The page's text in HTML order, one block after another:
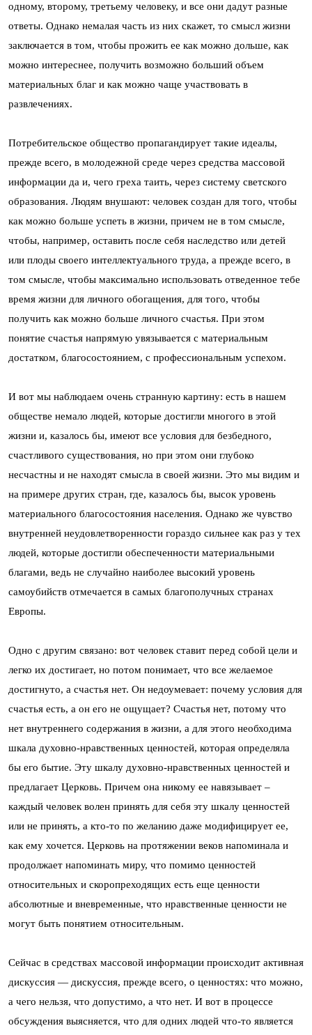
одному, второму, третьему человеку, и все они дадут разные
ответы. Однако немалая часть из них скажет, то смысл жизни
заключается в том, чтобы прожить ее как можно дольше, как
можно интереснее, получить возможно больший объем
материальных благ и как можно чаще участвовать в
развлечениях.
Потребительское общество пропагандирует такие идеалы,
прежде всего, в молодежной среде через средства массовой
информации да и, чего греха таить, через систему светского
образования. Людям внушают: человек создан для того, чтобы
как можно больше успеть в жизни, причем не в том смысле,
чтобы, например, оставить после себя наследство или детей
или плоды своего интеллектуального труда, а прежде всего, в
том смысле, чтобы максимально использовать отведенное тебе
время жизни для личного обогащения, для того, чтобы
получить как можно больше личного счастья. При этом
понятие счастья напрямую увязывается с материальным
достатком, благосостоянием, с профессиональным успехом.
И вот мы наблюдаем очень странную картину: есть в нашем
обществе немало людей, которые достигли многого в этой
жизни и, казалось бы, имеют все условия для безбедного,
счастливого существования, но при этом они глубоко
несчастны и не находят смысла в своей жизни. Это мы видим и
на примере других стран, где, казалось бы, высок уровень
материального благосостояния населения. Однако же чувство
внутренней неудовлетворенности гораздо сильнее как раз у тех
людей, которые достигли обеспеченности материальными
благами, ведь не случайно наиболее высокий уровень
самоубийств отмечается в самых благополучных странах
Европы.
Одно с другим связано: вот человек ставит перед собой цели и
легко их достигает, но потом понимает, что все желаемое
достигнуто, а счастья нет. Он недоумевает: почему условия для
счастья есть, а он его не ощущает? Счастья нет, потому что
нет внутреннего содержания в жизни, а для этого необходима
шкала духовно-нравственных ценностей, которая определяла
бы его бытие. Эту шкалу духовно-нравственных ценностей и
предлагает Церковь. Причем она никому ее навязывает –
каждый человек волен принять для себя эту шкалу ценностей
или не принять, а кто-то по желанию даже модифицирует ее,
как ему хочется. Церковь на протяжении веков напоминала и
продолжает напоминать миру, что помимо ценностей
относительных и скоропреходящих есть еще ценности
абсолютные и вневременные, что нравственные ценности не
могут быть понятием относительным.
Сейчас в средствах массовой информации происходит активная
дискуссия — дискуссия, прежде всего, о ценностях: что можно,
а чего нельзя, что допустимо, а что нет. И вот в процессе
обсуждения выясняется, что для одних людей что-то является